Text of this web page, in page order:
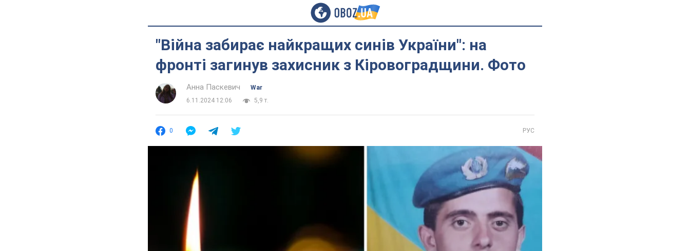
"Війна забирає найкращих синів України": на
фронті загинув захисник з Кіровоградщини. Фото
Анна Паскевич
War
6.11.2024 12:06
5,9 т.
0 РУС